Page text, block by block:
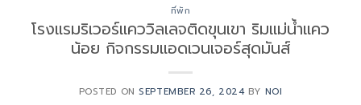
ที่พัก
โรงแรมริเวอร์แคววิลเลจติดขุนเขา ริมแม่น้ำแคว
น้อย กิจกรรมแอดเวนเจอร์สุดมันส์
POSTED ONSEPTEMBER 26, 2024 BY NOI